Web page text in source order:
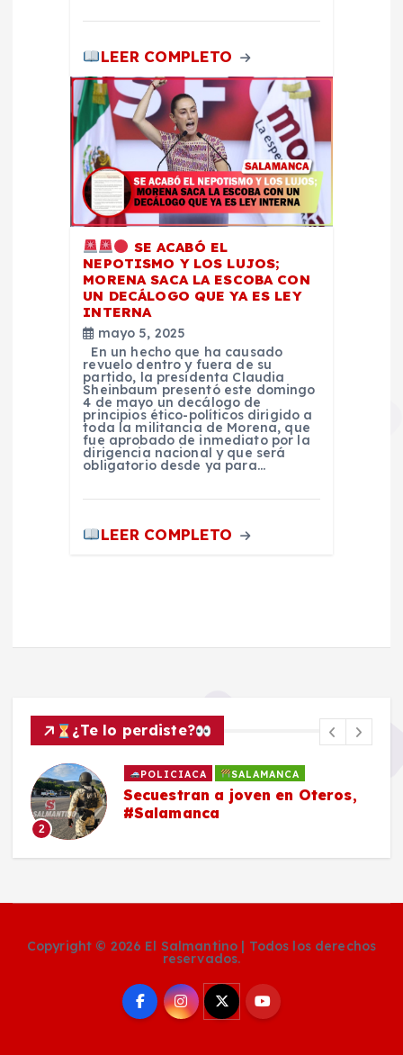
LEER COMPLETO
SE ACABÓ EL
NEPOTISMO Y LOS LUJOS;
MORENA SACA LA ESCOBA CON
UN DECÁLOGO QUE YA ES LEY
INTERNA
mayo 5, 2025
En un hecho que ha causado
revuelo dentro y fuera de su
partido, la presidenta Claudia
Sheinbaum presentó este domingo
4 de mayo un decálogo de
principios ético-políticos dirigido a
toda la militancia de Morena, que
fue aprobado de inmediato por la
dirigencia nacional y que será
obligatorio desde ya para…
LEER COMPLETO
¿Te lo perdiste?
2
POLICIACA SALAMANCA
Secuestran a joven en Oteros,
#Salamanca
Copyright © 2026 El Salmantino | Todos los derechos
reservados.